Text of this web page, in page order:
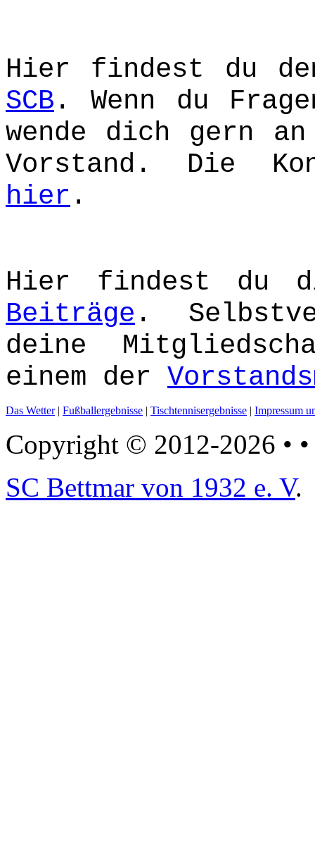
Hier findest du
SCB . Wenn du
wende dich gern
Vorstand. Die
hier .
Hier findest du
Beiträge .
deine
einem der
Das Wetter| Fußballergebnisse | Tischtennisergebnisse | Impressum
Copyright © 2012-2026 •
SC Bettmar von 1932 e. V.